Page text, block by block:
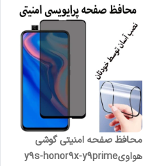
محافظ صفحه امنیتی گوشی
هواویy9s-honor9x-y9prime